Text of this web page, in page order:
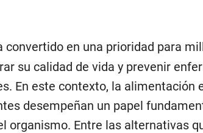
convertido en una prioridad para
su calidad de vida y prevenir
En este contexto, la alimentación
desempeñan un papel
organismo. Entre las alternativas